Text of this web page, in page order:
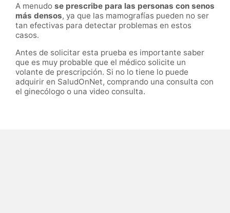
A menudo se prescribe para las personas con senos
más densos, ya que las mamografías pueden no ser
tan efectivas para detectar problemas en estos
casos.
Antes de solicitar esta prueba es importante saber
que es muy probable que el médico solicite un
volante de prescripción. Si no lo tiene lo puede
adquirir en SaludOnNet, comprando una consulta con
el ginecólogo o una video consulta.